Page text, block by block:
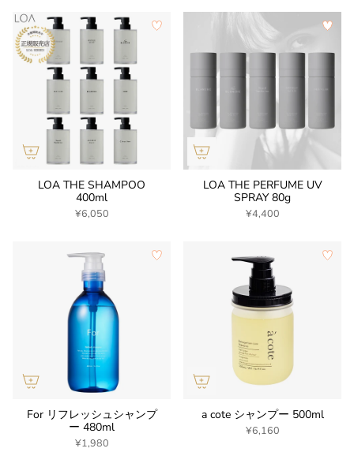
LOA THE SHAMPOO
400ml
¥6,050
LOA THE PERFUME UV
SPRAY 80g
¥4,400
For リフレッシュシャンプ
ー 480ml
¥1,980
a cote シャンプー 500ml
¥6,160